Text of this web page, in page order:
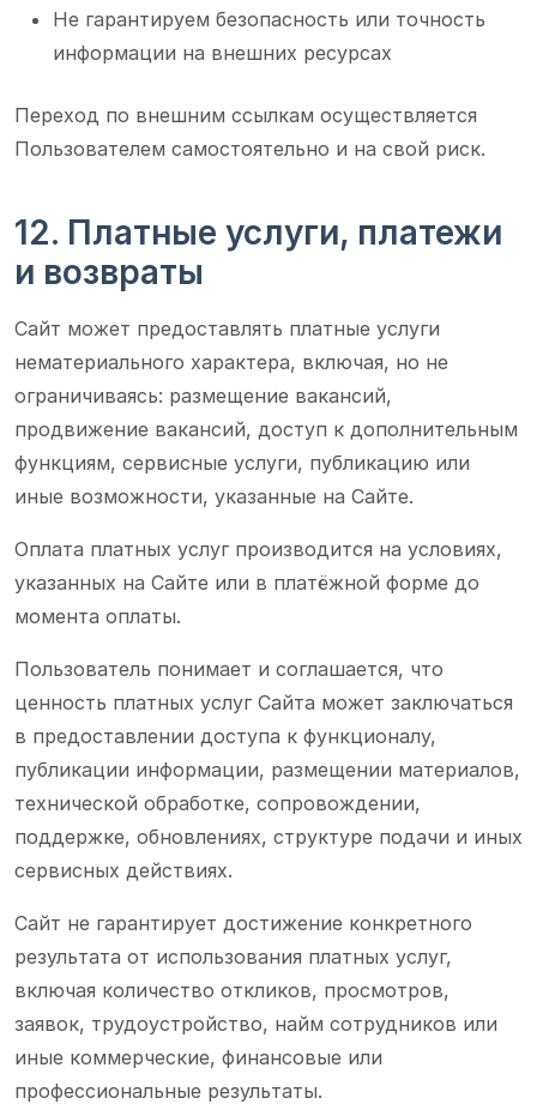
Не гарантируем безопасность или точность
информации на внешних ресурсах
Переход по внешним ссылкам осуществляется
Пользователем самостоятельно и на свой риск.
12. Платные услуги, платежи
и возвраты
Сайт может предоставлять платные услуги
нематериального характера, включая, но не
ограничиваясь: размещение вакансий,
продвижение вакансий, доступ к дополнительным
функциям, сервисные услуги, публикацию или
иные возможности, указанные на Сайте.
Оплата платных услуг производится на условиях,
указанных на Сайте или в платёжной форме до
момента оплаты.
Пользователь понимает и соглашается, что
ценность платных услуг Сайта может заключаться
в предоставлении доступа к функционалу,
публикации информации, размещении материалов,
технической обработке, сопровождении,
поддержке, обновлениях, структуре подачи и иных
сервисных действиях.
Сайт не гарантирует достижение конкретного
результата от использования платных услуг,
включая количество откликов, просмотров,
заявок, трудоустройство, найм сотрудников или
иные коммерческие, финансовые или
профессиональные результаты.